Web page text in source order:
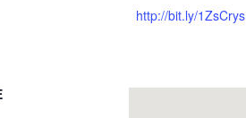
http://bit.ly/1ZsCrys